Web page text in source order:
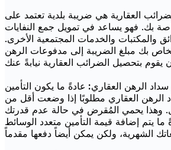
العقارية هي ضريبة بلدية تعتمد على
بك. فهو يساعد في تمويل جمع النفايات
والمكتبات والخدمات المجتمعية الأخرى.
بك مبلغ الضريبة إلى مدفوعات الرهن
الرهن العقاري: عادةً ما يكون التأمين
العقاري مطلوبًا إذا وضعت أقل من
وهذا يحمي المُقرض في حالة عدم قدرتك
يتم إضافة قيمة التأمين متعدد الوسائط